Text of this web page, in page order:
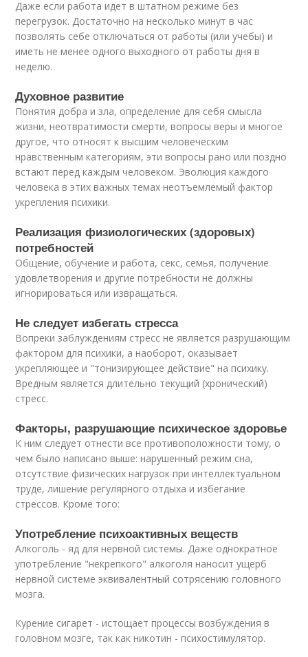
Даже если работа идет в штатном режиме без
перегрузок. Достаточно на несколько минут в час
позволять себе отключаться от работы (или учебы) и
иметь не менее одного выходного от работы дня в
неделю.
Духовное развитие
Понятия добра и зла, определение для себя смысла
жизни, неотвратимости смерти, вопросы веры и многое
другое, что относят к высшим человеческим
нравственным категориям, эти вопросы рано или поздно
встают перед каждым человеком. Эволюция каждого
человека в этих важных темах неотъемлемый фактор
укрепления психики.
Реализация физиологических (здоровых)
потребностей
Общение, обучение и работа, секс, семья, получение
удовлетворения и другие потребности не должны
игнорироваться или извращаться.
Не следует избегать стресса
Вопреки заблуждениям стресс не является разрушающим
фактором для психики, а наоборот, оказывает
укрепляющее и "тонизирующее действие" на психику.
Вредным является длительно текущий (хронический)
стресс.
Факторы, разрушающие психическое здоровье
К ним следует отнести все противоположности тому, о
чем было написано выше: нарушенный режим сна,
отсутствие физических нагрузок при интеллектуальном
труде, лишение регулярного отдыха и избегание
стрессов. Кроме того:
Употребление психоактивных веществ
Алкоголь - яд для нервной системы. Даже однократное
употребление "некрепкого" алкоголя наносит ущерб
нервной системе эквивалентный сотрясению головного
мозга.
Курение сигарет - истощает процессы возбуждения в
головном мозге, так как никотин - психостимулятор.